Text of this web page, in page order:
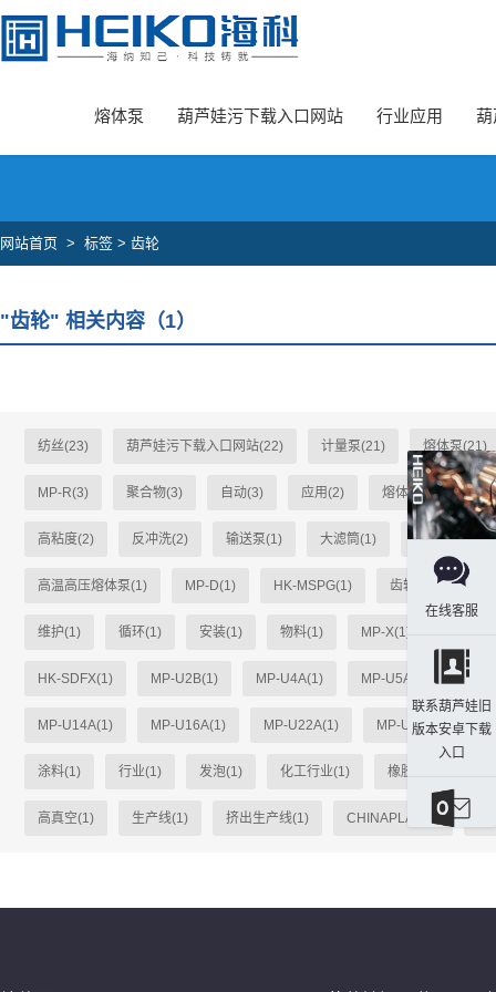
葫芦娃旧版本安卓下载入口,葫芦娃污下载入口网站,葫芦娃成版人APP
熔体泵 葫芦娃污下载入口网站 行业应用 葫
网站首页 > 标签 > 齿轮
"齿轮" 相关内容（1）
纺丝(23) 葫芦娃污下载入口网站(22) 计量泵(21) 熔体泵(21)
MP-R(3) 聚合物(3) 自动(3) 应用(2) 熔体(2) HK-
高粘度(2) 反冲洗(2) 输送泵(1) 大滤筒(1) 单柱式(1)
高温高压熔体泵(1) MP-D(1) HK-MSPG(1) 齿轮(1)
维护(1) 循环(1) 安装(1) 物料(1) MP-X(1)
HK-SDFX(1) MP-U2B(1) MP-U4A(1) MP-U5A(1) MP-
MP-U14A(1) MP-U16A(1) MP-U22A(1) MP-U31A(1)
涂料(1) 行业(1) 发泡(1) 化工行业(1) 橡胶(1)
高真空(1) 生产线(1) 挤出生产线(1) CHINAPLAS(1)
在线客服
联系葫芦娃旧
版本安卓下载
入口